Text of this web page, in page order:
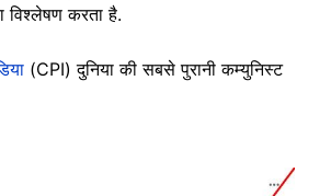
विश्लेषण करता है.
(CPI) दुनिया की सबसे पुरानी कम्युनिस्ट